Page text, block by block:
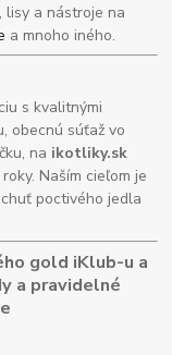
, lisy a nástroje na
a mnoho iného.
s kvalitnými
obecnú súťaž vo
na ikotliky.sk
Naším cieľom je
poctivého jedla
gold iKlub-u a
a pravidelné